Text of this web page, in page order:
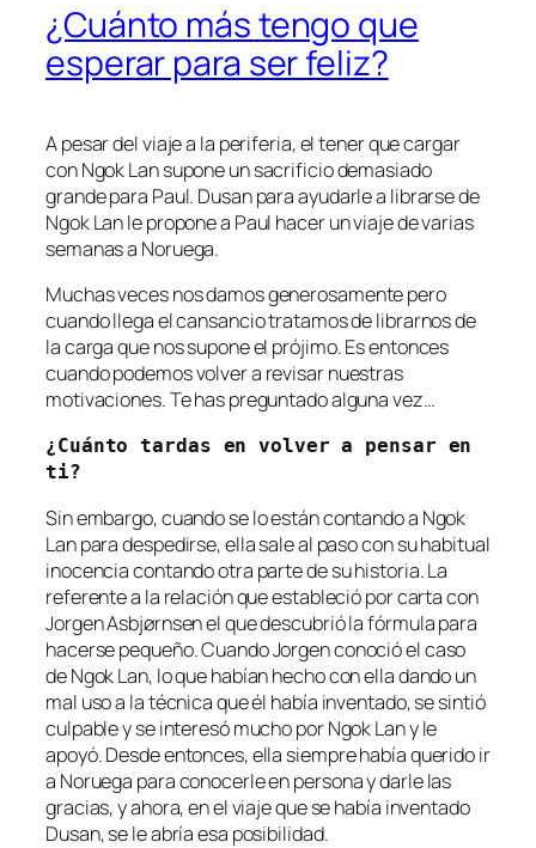
¿Cuánto más tengo que
esperar para ser feliz?
A pesar del viaje a la periferia, el tener que cargar
con Ngok Lan supone un sacrificio demasiado
grande para Paul. Dusan para ayudarle a librarse de
Ngok Lan le propone a Paul hacer un viaje de varias
semanas a Noruega.
Muchas veces nos damos generosamente pero
cuando llega el cansancio tratamos de librarnos de
la carga que nos supone el prójimo. Es entonces
cuando podemos volver a revisar nuestras
motivaciones. Te has preguntado alguna vez…
¿Cuánto tardas en volver a pensar en
ti?
Sin embargo, cuando se lo están contando a Ngok
Lan para despedirse, ella sale al paso con su habitual
inocencia contando otra parte de su historia. La
referente a la relación que estableció por carta con
Jorgen Asbjørnsen el que descubrió la fórmula para
hacerse pequeño. Cuando Jorgen conoció el caso
de Ngok Lan, lo que habían hecho con ella dando un
mal uso a la técnica que él había inventado, se sintió
culpable y se interesó mucho por Ngok Lan y le
apoyó. Desde entonces, ella siempre había querido ir
a Noruega para conocerle en persona y darle las
gracias, y ahora, en el viaje que se había inventado
Dusan, se le abría esa posibilidad.